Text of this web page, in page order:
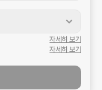
자세히 보기
자세히 보기